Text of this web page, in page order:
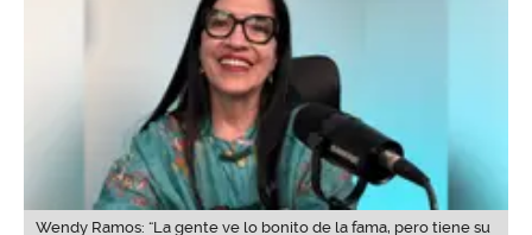
Wendy Ramos: “La gente ve lo bonito de la fama, pero tiene su